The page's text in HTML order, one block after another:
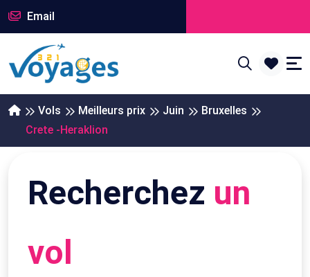
Email
Vols Meilleurs prix Juin
Bruxelles
Crete -Heraklion
Recherchez un
vol